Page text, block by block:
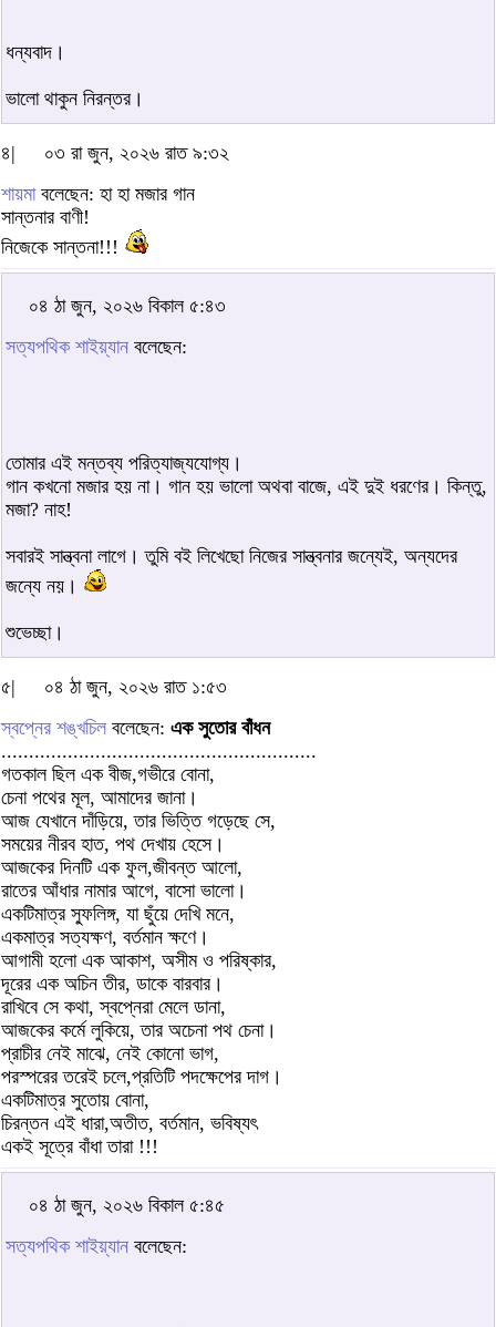
ধন্যবাদ।
ভালো থাকুন নিরন্তর।
৪|
০৩ রা জুন, ২০২৬ রাত ৯:৩২
শায়মাবলেছেন: হা হা মজার গান
সান্তনার বাণী!
নিজেকে সান্তনা!!!
০৪ ঠা জুন, ২০২৬ বিকাল ৫:৪৩
সত্যপথিক শাইয়্যান বলেছেন:
তোমার এই মন্তব্য পরিত্যাজ্যযোগ্য।
গান কখনো মজার হয় না। গান হয় ভালো অথবা বাজে, এই দুই ধরণের। কিন্তু,
মজা? নাহ!
সবারই সান্ত্বনা লাগে। তুমি বই লিখেছো নিজের সান্ত্বনার জন্যেই, অন্যদের
জন্যে নয়।
শুভেচ্ছা।
৫|
০৪ ঠা জুন, ২০২৬ রাত ১:৫৩
স্বপ্নের শঙ্খচিল বলেছেন: এক সুতোর বাঁধন
.........................................................
গতকাল ছিল এক বীজ,গভীরে বোনা,
চেনা পথের মূল, আমাদের জানা।
আজ যেখানে দাঁড়িয়ে, তার ভিত্তি গড়েছে সে,
সময়ের নীরব হাত, পথ দেখায় হেসে।
আজকের দিনটি এক ফুল,জীবন্ত আলো,
রাতের আঁধার নামার আগে, বাসো ভালো।
একটিমাত্র স্ফুলিঙ্গ, যা ছুঁয়ে দেখি মনে,
একমাত্র সত্যক্ষণ, বর্তমান ক্ষণে।
আগামী হলো এক আকাশ, অসীম ও পরিষ্কার,
দূরের এক অচিন তীর, ডাকে বারবার।
রাখিবে সে কথা, স্বপ্নেরা মেলে ডানা,
আজকের কর্মে লুকিয়ে, তার অচেনা পথ চেনা।
প্রাচীর নেই মাঝে, নেই কোনো ভাগ,
পরস্পরের তরেই চলে,প্রতিটি পদক্ষেপের দাগ।
একটিমাত্র সুতোয় বোনা,
চিরন্তন এই ধারা,অতীত, বর্তমান, ভবিষ্যৎ
একই সূত্রে বাঁধা তারা !!!
০৪ ঠা জুন, ২০২৬ বিকাল ৫:৪৫
সত্যপথিক শাইয়্যান বলেছেন: